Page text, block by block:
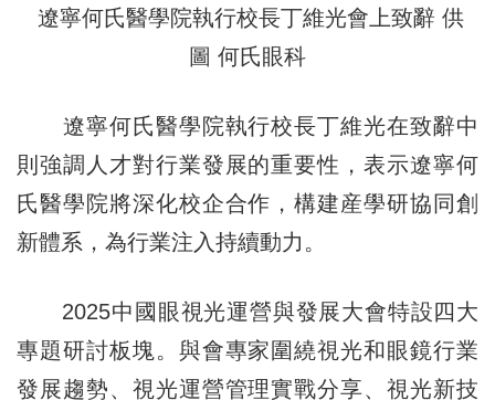
遼寧何氏醫學院執行校長丁維光會上致辭 供
圖 何氏眼科
遼寧何氏醫學院執行校長丁維光在致辭中
則強調人才對行業發展的重要性，表示遼寧何
氏醫學院將深化校企合作，構建産學研協同創
新體系，為行業注入持續動力。
2025中國眼視光運營與發展大會特設四大
專題研討板塊。與會專家圍繞視光和眼鏡行業
發展趨勢、視光運營管理實戰分享、視光新技